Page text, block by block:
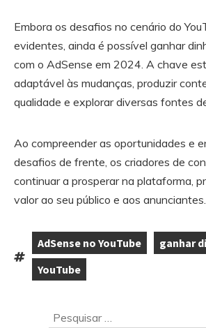
Embora os desafios no cenário do
evidentes, ainda é possível ganhar
com o AdSense em 2024. A chave
adaptável às mudanças, produzir
qualidade e explorar diversas fontes
Ao compreender as oportunidades e
desafios de frente, os criadores de
continuar a prosperar na plataforma,
valor ao seu público e aos anunciantes.
Tags:
AdSense no YouTube
ganhar
YouTube
Pesquisar